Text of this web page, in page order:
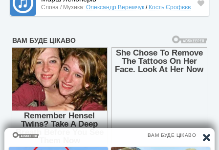
Слова / Музика: Олександр Веремчук / Кость Єрофєєв